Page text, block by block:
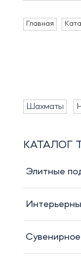
Главная
Шахматы
КАТАЛОГ
Элитные